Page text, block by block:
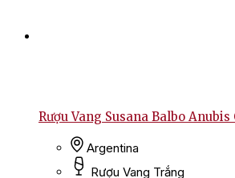
Rượu Vang Susana Balbo
Argentina
Rượu Vang Trắng